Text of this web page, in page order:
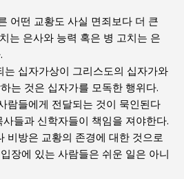
어떤 교황도 사실 면죄보다 더 큰
는 은사와 능력 혹은 병 고치는 은
는 십자가상이 그리스도의 십자가와
는 것은 십자가를 모독한 행위다.
람들에게 전달되는 것이 묵인된다
들과 신학자들이 책임을 져야한다.
비방은 교황의 존경에 대한 것으로
장에 있는 사람들은 쉬운 일은 아니